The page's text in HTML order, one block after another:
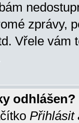
zprávy,
Vřele vám
odhlášen?
Přihlásit